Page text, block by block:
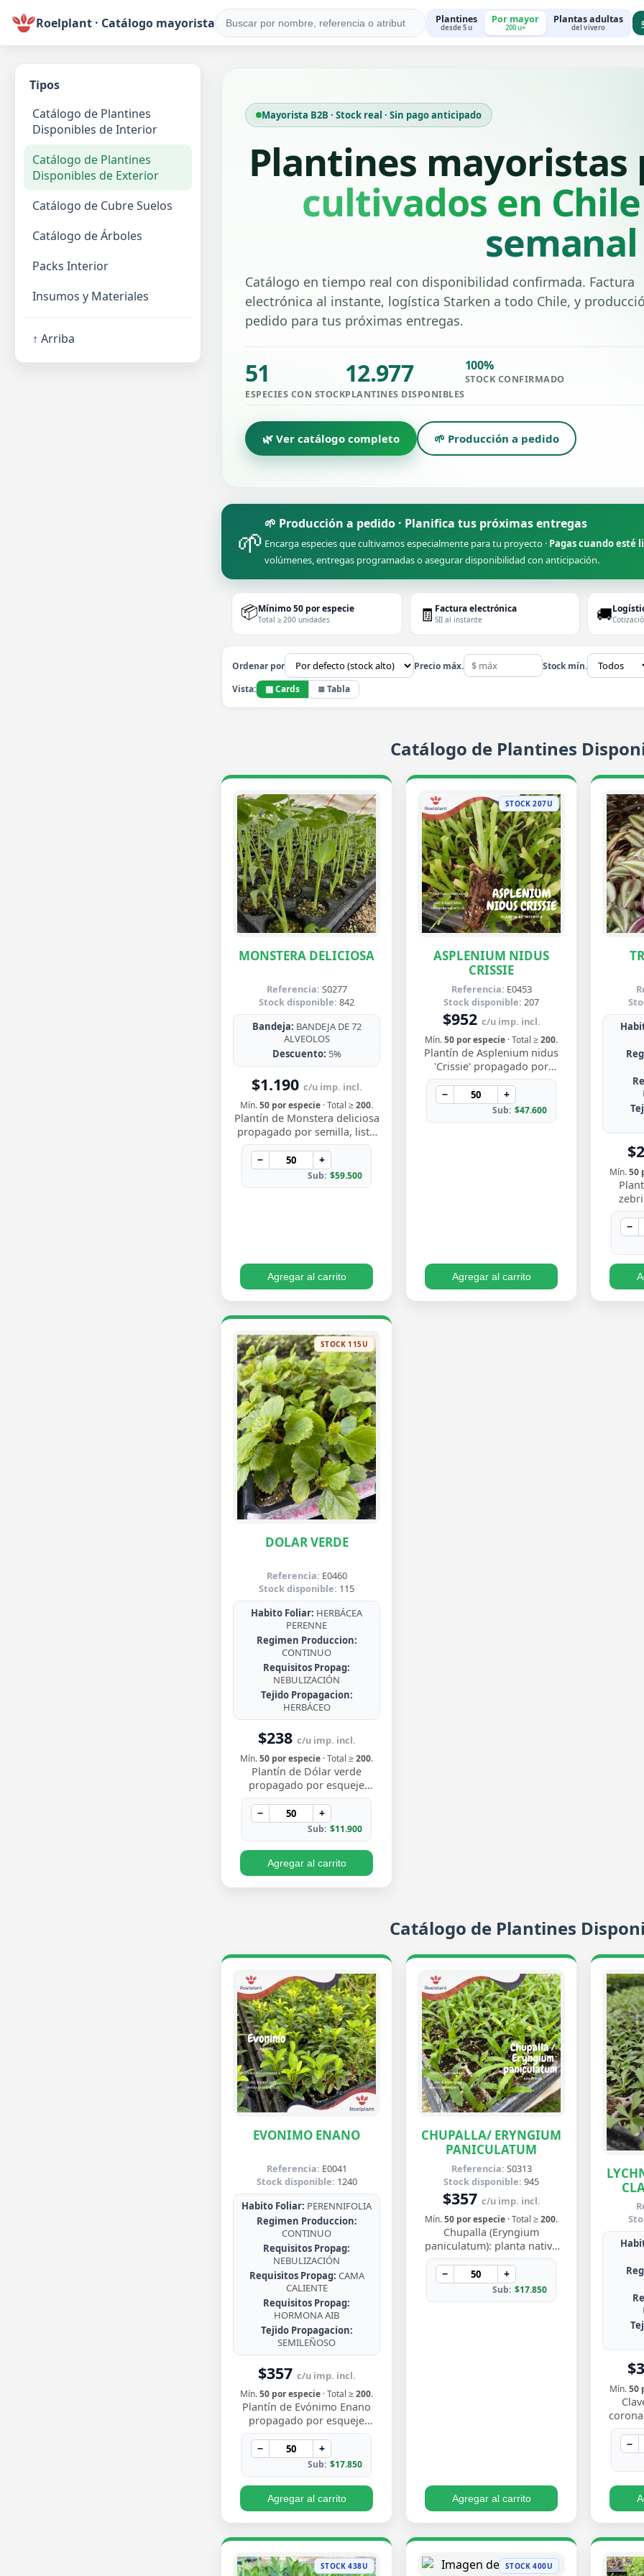
Roelplant · Catálogo mayorista Plantines
desde 5 u
Por mayor
200 u+
Plantas adultas
del vivero
Mayorista B2B · Stock real · Sin pago anticipado
Plantines
cultivados en
semanal
Catálogo en tiempo real con disponibilidad confirmada. Factura
electrónica al instante, logística Starken a todo Chile, y
pedido para tus próximas entregas.
51
ESPECIES CON STOCK
12.977
PLANTINES DISPONIBLES
100%
STOCK CONFIRMADO
🌿 Ver catálogo completo 🌱 Producción a pedido
🌱 🌱 Producción a pedido · Planifica tus próximas entregas
Encarga especies que cultivamos especialmente para tu proyecto · Pagas cuando esté
volúmenes, entregas programadas o asegurar disponibilidad con anticipación.
📦Mínimo 50 por especie
Total ≥ 200 unidades 🧾 Factura electrónica
SII al instante 🚚
Ordenar por Precio máx. Stock mín.
Vista:
▦ Cards ≣ Tabla
Tipos
Catálogo de Plantines
Disponibles de Interior
Catálogo de Plantines
Disponibles de Exterior
Catálogo de Cubre Suelos
Catálogo de Árboles
Packs Interior
Insumos y Materiales
↑ Arriba
Catálogo de Plantines
MONSTERA DELICIOSA
Referencia: S0277
Stock disponible: 842
Bandeja: BANDEJA DE 72
ALVEOLOS
Descuento: 5%
$1.190 c/u imp. incl.
Mín.50 por especie · Total ≥200.
Plantín de Monstera deliciosa
propagado por semilla, listo
para trasplantar y ver crecer
sus icónicas hojas perforadas
…
− +
Sub: $59.500
Agregar al carrito
STOCK 207U
ASPLENIUM NIDUS
CRISSIE
Referencia: E0453
Stock disponible: 207
$952 c/u imp. incl.
Mín.50 por especie · Total ≥200.
Plantín de Asplenium nidus
'Crissie' propagado por
esqueje enraizado, con
frondas de bordes ondulados
y festoneados que…
− +
Sub: $47.600
Agregar al carrito
Mín.50
−
STOCK 115U
DOLAR VERDE
Referencia: E0460
Stock disponible: 115
Habito Foliar: HERBÁCEA
PERENNE
Regimen Produccion:
CONTINUO
Requisitos Propag:
NEBULIZACIÓN
Tejido Propagacion:
HERBÁCEO
$238 c/u imp. incl.
Mín.50 por especie · Total ≥200.
Plantín de Dólar verde
propagado por esqueje
enraizado, con hojas
redondeadas de un verde
brillante y crecimiento trepa…
− +
Sub: $11.900
Agregar al carrito
Catálogo de Plantines
EVONIMO ENANO
Referencia: E0041
Stock disponible: 1240
Habito Foliar: PERENNIFOLIA
Regimen Produccion:
CONTINUO
Requisitos Propag:
NEBULIZACIÓN
Requisitos Propag: CAMA
CALIENTE
Requisitos Propag:
HORMONA AIB
Tejido Propagacion:
SEMILEÑOSO
$357 c/u imp. incl.
Mín.50 por especie · Total ≥200.
Plantín de Evónimo Enano
propagado por esqueje
enraizado, arbusto compacto
de follaje perenne verde
brillante con borde…
− +
Sub: $17.850
Agregar al carrito
CHUPALLA/ ERYNGIUM
PANICULATUM
Referencia: S0313
Stock disponible: 945
$357 c/u imp. incl.
Mín.50 por especie · Total ≥200.
Chupalla (Eryngium
paniculatum): planta nativa
de Chile, rústica, de hojas en
roseta con bordes espinosos.
Muy resisten…
− +
Sub: $17.850
Agregar al carrito
Mín.50
gris
−
STOCK 438U STOCK 400U